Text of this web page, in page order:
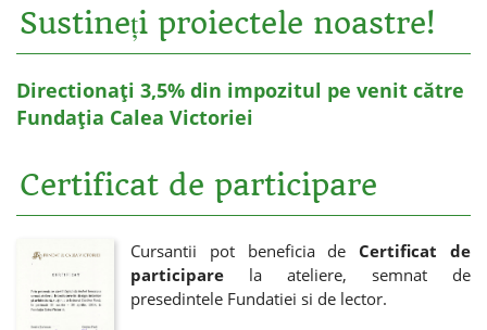
Sustineți proiectele noastre!
Directionați 3,5% din impozitul pe venit către
Fundația Calea Victoriei
Certificat de participare
Cursantii pot beneficia de Certificat de
participare la ateliere, semnat de
presedintele Fundatiei si de lector.